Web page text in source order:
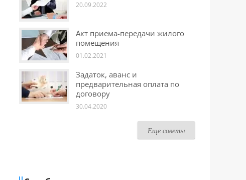
20.09.2022
Акт приема-передачи жилого
помещения
01.02.2021
Задаток, аванс и
предварительная оплата по
договору
30.04.2020
Еще советы